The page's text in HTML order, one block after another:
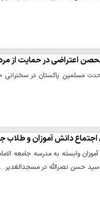
اعتراضی در حمایت از مردم
مسلمین پاکستان در سخنرانی
دانش آموزان و طلاب
وابسته به مدرسه جامعه
حسن نصرالله در مسجدالغدیر…